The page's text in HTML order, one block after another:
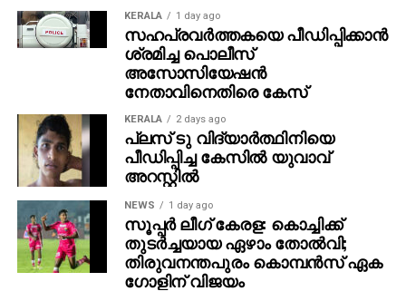
KERALA 1 day ago
സഹപ്രവര്‍ത്തകയെ പീഡിപ്പിക്കാന്‍
ശ്രമിച്ച പൊലീസ്
അസോസിയേഷന്‍
നേതാവിനെതിരെ കേസ്
KERALA 2 days ago
പ്ലസ് ടു വിദ്യാര്‍ത്ഥിനിയെ
പീഡിപ്പിച്ച കേസില്‍ യുവാവ്
അറസ്റ്റില്‍
NEWS 1 day ago
സൂപ്പര്‍ ലീഗ് കേരള: കൊച്ചിക്ക്
തുടര്‍ച്ചയായ ഏഴാം തോല്‍വി;
തിരുവനന്തപുരം കൊമ്പന്‍സ് ഏക
ഗോളിന് വിജയം